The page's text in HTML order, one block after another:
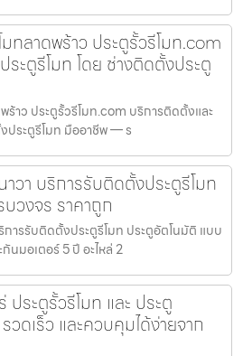
มทลาดพร้าว ประตูรั้วรีโมท.com
ะตูรีโมท โดย ช่างติดตั้งประตู
ร้าว ประตูรั้วรีโมท.com บริการติดตั้งและ
ประตูรีโมท มืออาชีพ — ร
วา บริการรับติดตั้งประตูรีโมท
วงจร ราคาถูก
ารรับติดตั้งประตูรีโมท ประตูอัตโนมัติ แบบ
นมอเตอร์ 5 ปี อะไหล่ 2
ประตูรั้วรีโมท และ ประตู
วดเร็ว และควบคุมได้ง่ายจาก